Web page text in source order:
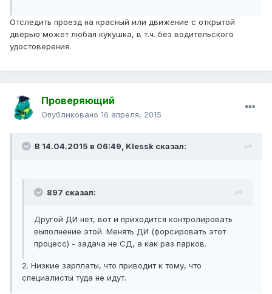
Отследить проезд на красный или движение с открытой
дверью может любая кукушка, в т.ч. без водительского
удостоверения.
Проверяющий
Опубликовано 16 апреля, 2015
В 14.04.2015 в 06:49, Klessk сказал:
897 сказал:
Другой ДИ нет, вот и приходится контролировать
выполнение этой. Менять ДИ (форсировать этот
процесс) - задача не СД, а как раз парков.
2. Низкие зарплаты, что приводит к тому, что
специалисты туда не идут.